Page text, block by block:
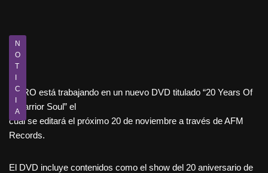
N
O
T
I
C
I
A
DORO está trabajando en un nuevo DVD titulado “20 Years Of
a Warrior Soul” el
cual se editará el próximo 20 de noviembre a través de AFM
Records.
El DVD incluye contenidos como el show del 20 aniversario de